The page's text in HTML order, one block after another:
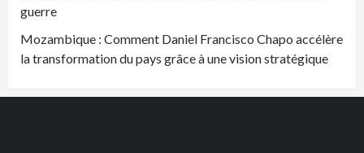
guerre
Mozambique : Comment Daniel Francisco Chapo accélère
la transformation du pays grâce à une vision stratégique